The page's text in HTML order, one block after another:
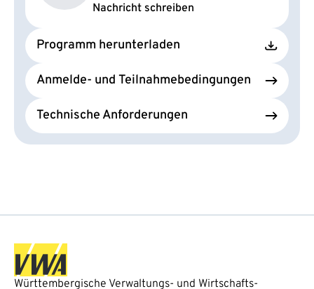
Nachricht schreiben
Programm herunterladen
Anmelde- und Teilnahmebedingungen
Technische Anforderungen
Württembergische Verwaltungs- und Wirtschafts-